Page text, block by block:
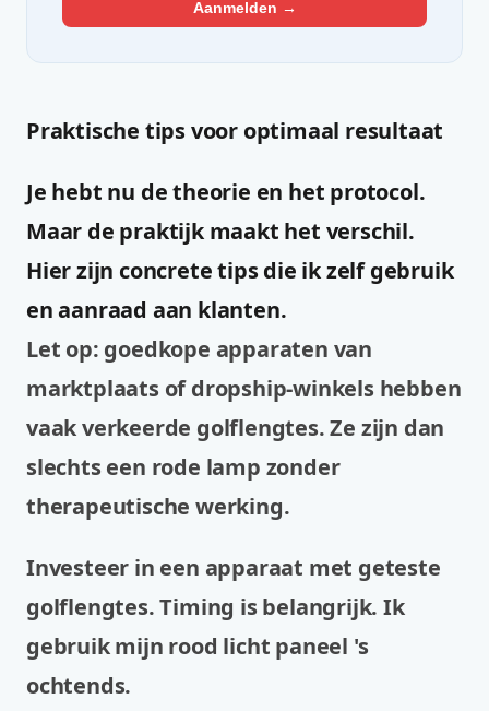
Aanmelden →
Praktische tips voor optimaal resultaat
Je hebt nu de theorie en het protocol.
Maar de praktijk maakt het verschil.
Hier zijn concrete tips die ik zelf gebruik
en aanraad aan klanten.
Let op: goedkope apparaten van
marktplaats of dropship-winkels hebben
vaak verkeerde golflengtes. Ze zijn dan
slechts een rode lamp zonder
therapeutische werking.
Investeer in een apparaat met geteste
golflengtes. Timing is belangrijk. Ik
gebruik mijn rood licht paneel 's
ochtends.